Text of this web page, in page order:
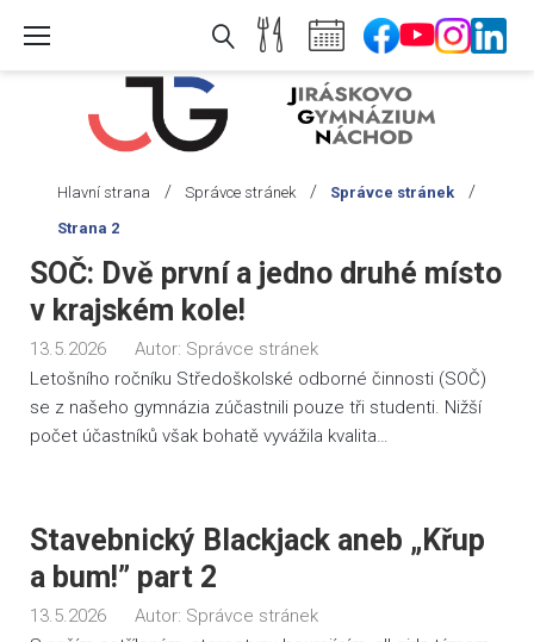
Hlavní strana / Správce stránek / Správce stránek /
Strana 2
Autor:
Správce
stránek
SOČ: Dvě první a jedno druhé místo
v krajském kole!
13.5.2026 Autor: Správce stránek
Letošního ročníku Středoškolské odborné činnosti (SOČ)
se z našeho gymnázia zúčastnili pouze tři studenti. Nižší
počet účastníků však bohatě vyvážila kvalita…
Stavebnický Blackjack aneb „Křup
a bum!” part 2
13.5.2026 Autor: Správce stránek